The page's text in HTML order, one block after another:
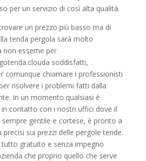
per un servizio di così alta qualità.
un prezzo più basso ma di
tenda pergola sarà molto
non esserne per
soddisfatti,
comunque chiamare i professionisti
risolvere i problemi fatti dalla
In un momento qualsiasi è
contatto con i nostri uffici dove il
gentile e cortese, è pronto a
sui prezzi delle pergole tende.
gratuito e senza impegno
che proprio quello che serve